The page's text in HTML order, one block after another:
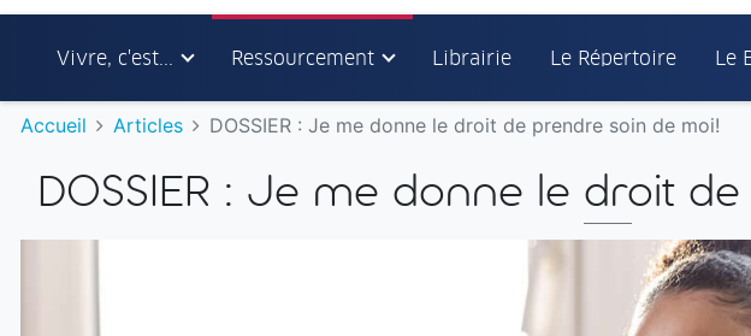
Vivre, c'est... Ressourcement Librairie Le Répertoire Le
Accueil Articles DOSSIER : Je me donne le droit de prendre soin de moi!
DOSSIER : Je me donne le droit